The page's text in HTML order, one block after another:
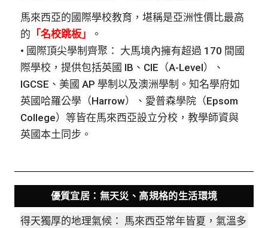
馬來西亞的國際學校教育，堪稱是亞洲性價比最高
的 「名校跳板」
。
• 國際頂尖學制齊聚： 大馬境內擁有超過 170 間國
際學校，提供包括英國 IB、CIE（A-Level）、
IGCSE、美國 AP 學制以及澳洲學制。知名學府如
英國哈羅公學（Harrow）、愛普森學院（Epsom
College）等皆在馬來西亞設立分校，教學師資與
英國本土同步。
優質宜居：無天災、高規格的生活環境
得天獨厚的地理氣候： 馬來西亞常年皆夏，氣溫多